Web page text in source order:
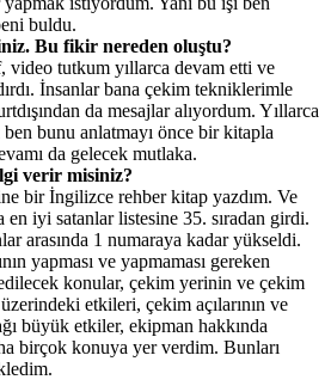
buldu.
Bu fikir nereden oluştu?
tutkum yıllarca devam etti ve
İnsanlar bana çekim tekniklerimle
da mesajlar alıyordum. Yıllarca
bunu anlatmayı önce bir kitapla
da gelecek mutlaka.
verir misiniz?
bir İngilizce rehber kitap yazdım. Ve
en iyi satanlar listesine 35. sıradan girdi.
arasında 1 numaraya kadar yükseldi.
yapması ve yapmaması gereken
konular, çekim yerinin ve çekim
etkileri, çekim açılarının ve
büyük etkiler, ekipman hakkında
birçok konuya yer verdim. Bunları